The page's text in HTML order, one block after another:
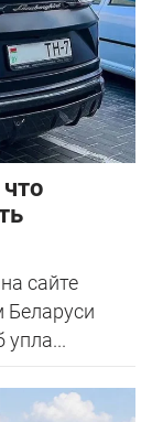
сайте
Беларуси
упла...